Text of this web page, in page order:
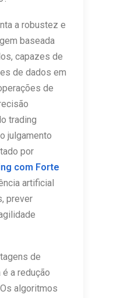
a robustez e
baseada
capazes de
de dados em
de
trading
julgamento
por
com Forte
artificial
prever
de
a redução
algoritmos